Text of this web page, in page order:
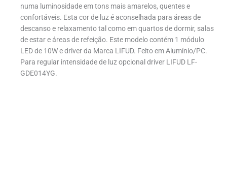
numa luminosidade em tons mais amarelos, quentes e
confortáveis. Esta cor de luz é aconselhada para áreas de
descanso e relaxamento tal como em quartos de dormir, salas
de estar e áreas de refeição. Este modelo contém 1 módulo
LED de 10W e driver da Marca LIFUD. Feito em Alumínio/PC.
Para regular intensidade de luz opcional driver LIFUD LF-
GDE014YG.